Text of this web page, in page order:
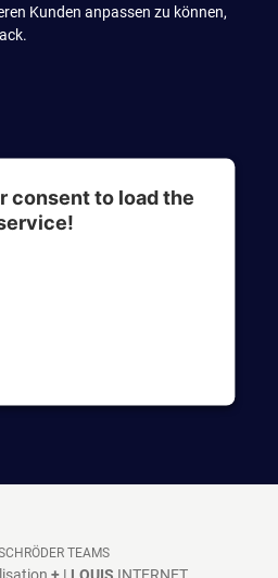
Kunden anpassen zu können,
consent to load the
TEAMS